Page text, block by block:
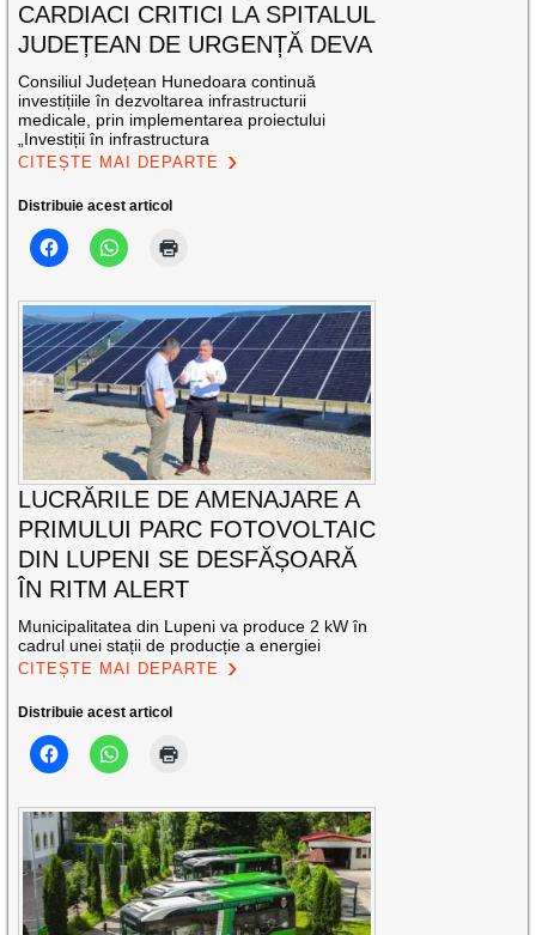
CARDIACI CRITICI LA SPITALUL
JUDEȚEAN DE URGENȚĂ DEVA
Consiliul Județean Hunedoara continuă
investițiile în dezvoltarea infrastructurii
medicale, prin implementarea proiectului
„Investiții în infrastructura
CITEȘTE MAI DEPARTE
Distribuie acest articol
LUCRĂRILE DE AMENAJARE A
PRIMULUI PARC FOTOVOLTAIC
DIN LUPENI SE DESFĂȘOARĂ
ÎN RITM ALERT
Municipalitatea din Lupeni va produce 2 kW în
cadrul unei stații de producție a energiei
CITEȘTE MAI DEPARTE
Distribuie acest articol